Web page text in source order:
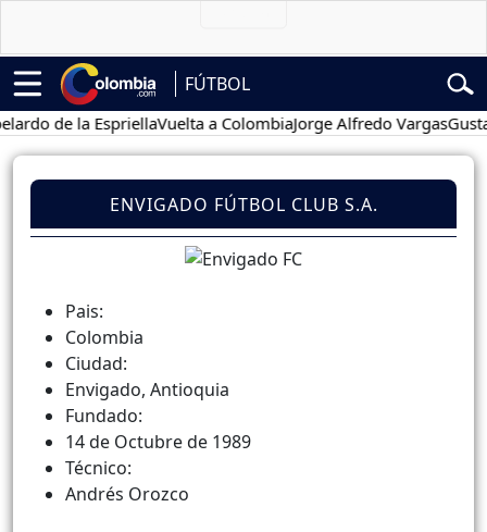
FÚTBOL
de la EspriellaVuelta a ColombiaJorge Alfredo VargasGustavo
ENVIGADO FÚTBOL CLUB S.A.
Pais:
Colombia
Ciudad:
Envigado, Antioquia
Fundado:
14 de Octubre de 1989
Técnico:
Andrés Orozco